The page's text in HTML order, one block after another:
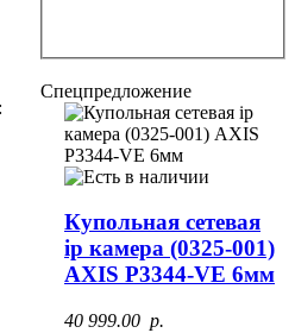
Спецпредложение
Купольная сетевая
ip камера (0325-001)
AXIS P3344-VE 6мм
40 999.00 p.